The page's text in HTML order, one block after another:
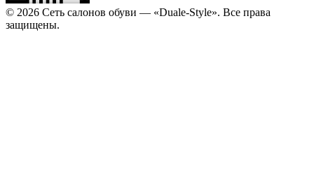
© 2026 Сеть салонов обуви — «Duale-Style». Все права
защищены.